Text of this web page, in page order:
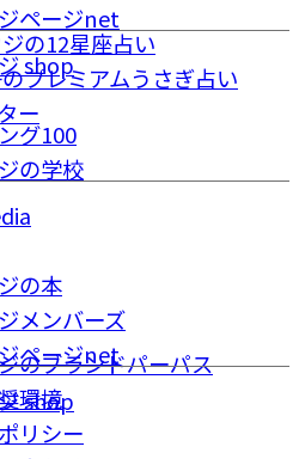
の12星座占い
プレミアムうさぎ占い
ー
ページnet
shop
グ100
の学校
の本
メンバーズ
ページnet
shop
のブランドパーパス
環境
リシー